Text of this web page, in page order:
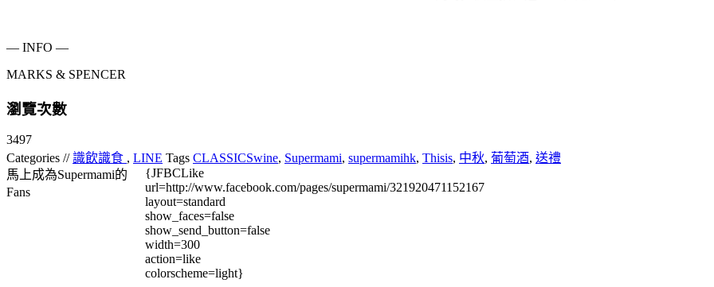
— INFO —
MARKS & SPENCER
瀏覽次數
3497
Categories //識飲識食 , LINE Tags CLASSICSwine, Supermami, supermamihk, Thisis, 中秋, 葡萄酒, 送禮
馬上成為Supermami的
Fans
{JFBCLike
url=http://www.facebook.com/pages/supermami/321920471152167
layout=standard
show_faces=false
show_send_button=false
width=300
action=like
colorscheme=light}